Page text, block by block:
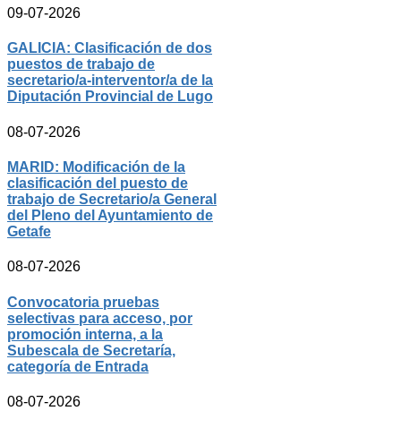
09-07-2026
GALICIA: Clasificación de dos
puestos de trabajo de
secretario/a-interventor/a de la
Diputación Provincial de Lugo
08-07-2026
MARID: Modificación de la
clasificación del puesto de
trabajo de Secretario/a General
del Pleno del Ayuntamiento de
Getafe
08-07-2026
Convocatoria pruebas
selectivas para acceso, por
promoción interna, a la
Subescala de Secretaría,
categoría de Entrada
08-07-2026